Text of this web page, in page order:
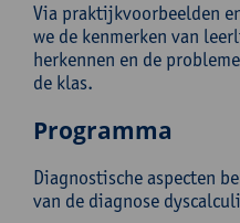
Via praktijkvoorbeelden
we de kenmerken van
herkennen en de
de klas.
Programma
Diagnostische aspecten
van de diagnose